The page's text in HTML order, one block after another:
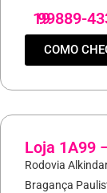
19
99889-
COMO
Loja 1A99
Rodovia
Bragança